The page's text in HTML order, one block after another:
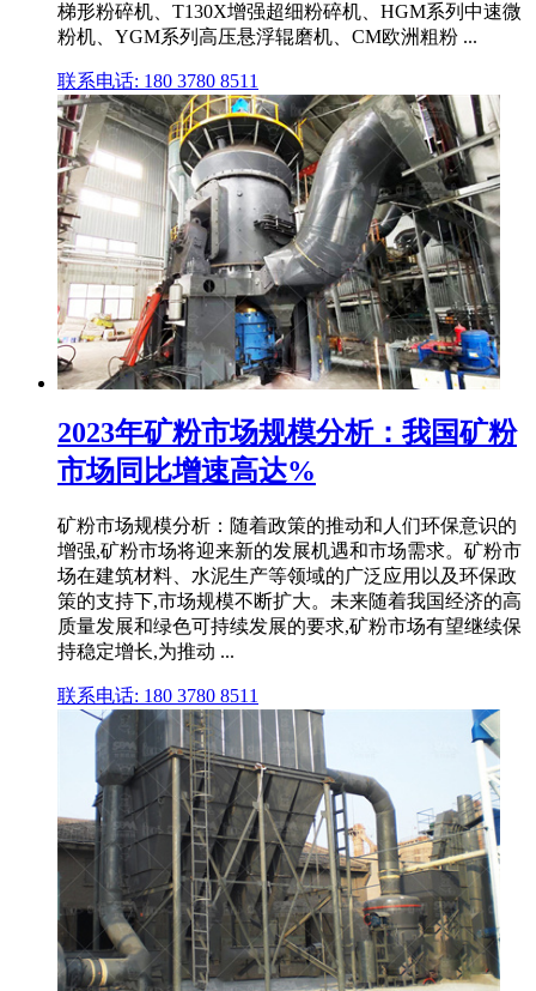
梯形粉碎机、T130X增强超细粉碎机、HGM系列中速微
粉机、YGM系列高压悬浮辊磨机、CM欧洲粗粉 ...
联系电话: 180 3780 8511
2023年矿粉市场规模分析：我国矿粉
市场同比增速高达%
矿粉市场规模分析：随着政策的推动和人们环保意识的
增强,矿粉市场将迎来新的发展机遇和市场需求。矿粉市
场在建筑材料、水泥生产等领域的广泛应用以及环保政
策的支持下,市场规模不断扩大。未来随着我国经济的高
质量发展和绿色可持续发展的要求,矿粉市场有望继续保
持稳定增长,为推动 ...
联系电话: 180 3780 8511